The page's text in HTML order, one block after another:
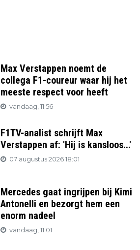
Max Verstappen noemt de
collega F1-coureur waar hij het
meeste respect voor heeft
vandaag, 11:56
F1TV-analist schrijft Max
Verstappen af: 'Hij is kansloos...'
07 augustus 2026 18:01
Mercedes gaat ingrijpen bij Kimi
Antonelli en bezorgt hem een
enorm nadeel
vandaag, 11:01